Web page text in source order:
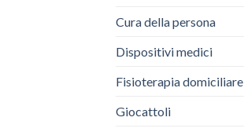
Cura della persona
Dispositivi medici
Fisioterapia domiciliare
Giocattoli